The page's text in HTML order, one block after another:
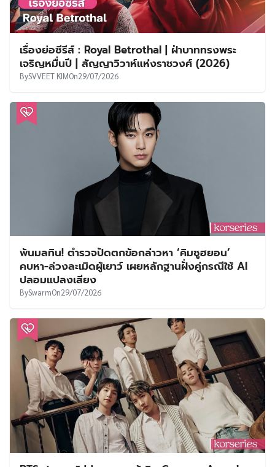
เรื่องย่อซีรีส์ : Royal Betrothal | ฝ่าบาททรงพระ
เจริญหมื่นปี | สัญญาวิวาห์แห่งราชวงศ์ (2026)
BySVVEET KIMOn29/07/2026
พ้นมลทิน! ตำรวจปัดตกข้อกล่าวหา ‘คิมซูฮยอน’
คบหา-ล่วงละเมิดผู้เยาว์ เผยหลักฐานฝั่งคู่กรณีใช้ AI
ปลอมแปลงเสียง
BySwarmOn29/07/2026